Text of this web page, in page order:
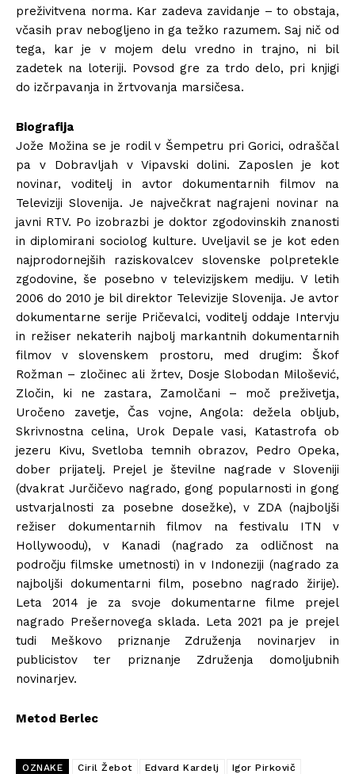
preživitvena norma. Kar zadeva zavidanje – to obstaja,
včasih prav nebogljeno in ga težko razumem. Saj nič od
tega, kar je v mojem delu vredno in trajno, ni bil
zadetek na loteriji. Povsod gre za trdo delo, pri knjigi
do izčrpavanja in žrtvovanja marsičesa.
Biografija
Jože Možina se je rodil v Šempetru pri Gorici, odraščal
pa v Dobravljah v Vipavski dolini. Zaposlen je kot
novinar, voditelj in avtor dokumentarnih filmov na
Televiziji Slovenija. Je največkrat nagrajeni novinar na
javni RTV. Po izobrazbi je doktor zgodovinskih znanosti
in diplomirani sociolog kulture. Uveljavil se je kot eden
najprodornejših raziskovalcev slovenske polpretekle
zgodovine, še posebno v televizijskem mediju. V letih
2006 do 2010 je bil direktor Televizije Slovenija. Je avtor
dokumentarne serije Pričevalci, voditelj oddaje Intervju
in režiser nekaterih najbolj markantnih dokumentarnih
filmov v slovenskem prostoru, med drugim: Škof
Rožman – zločinec ali žrtev, Dosje Slobodan Milošević,
Zločin, ki ne zastara, Zamolčani – moč preživetja,
Uročeno zavetje, Čas vojne, Angola: dežela obljub,
Skrivnostna celina, Urok Depale vasi, Katastrofa ob
jezeru Kivu, Svetloba temnih obrazov, Pedro Opeka,
dober prijatelj. Prejel je številne nagrade v Sloveniji
(dvakrat Jurčičevo nagrado, gong popularnosti in gong
ustvarjalnosti za posebne dosežke), v ZDA (najboljši
režiser dokumentarnih filmov na festivalu ITN v
Hollywoodu), v Kanadi (nagrado za odličnost na
področju filmske umetnosti) in v Indoneziji (nagrado za
najboljši dokumentarni film, posebno nagrado žirije).
Leta 2014 je za svoje dokumentarne filme prejel
nagrado Prešernovega sklada. Leta 2021 pa je prejel
tudi Meškovo priznanje Združenja novinarjev in
publicistov ter priznanje Združenja domoljubnih
novinarjev.
Metod Berlec
OZNAKE Ciril Žebot Edvard Kardelj
Igor Pirkovič